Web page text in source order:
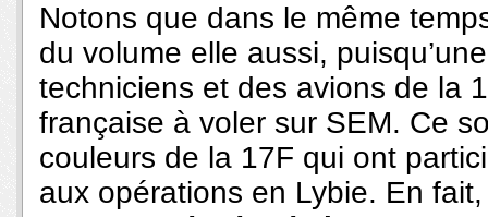
Notons que dans le même
du volume elle aussi,
techniciens et des avions de la
française à voler sur SEM. Ce
couleurs de la 17F qui ont
aux opérations en Lybie. En